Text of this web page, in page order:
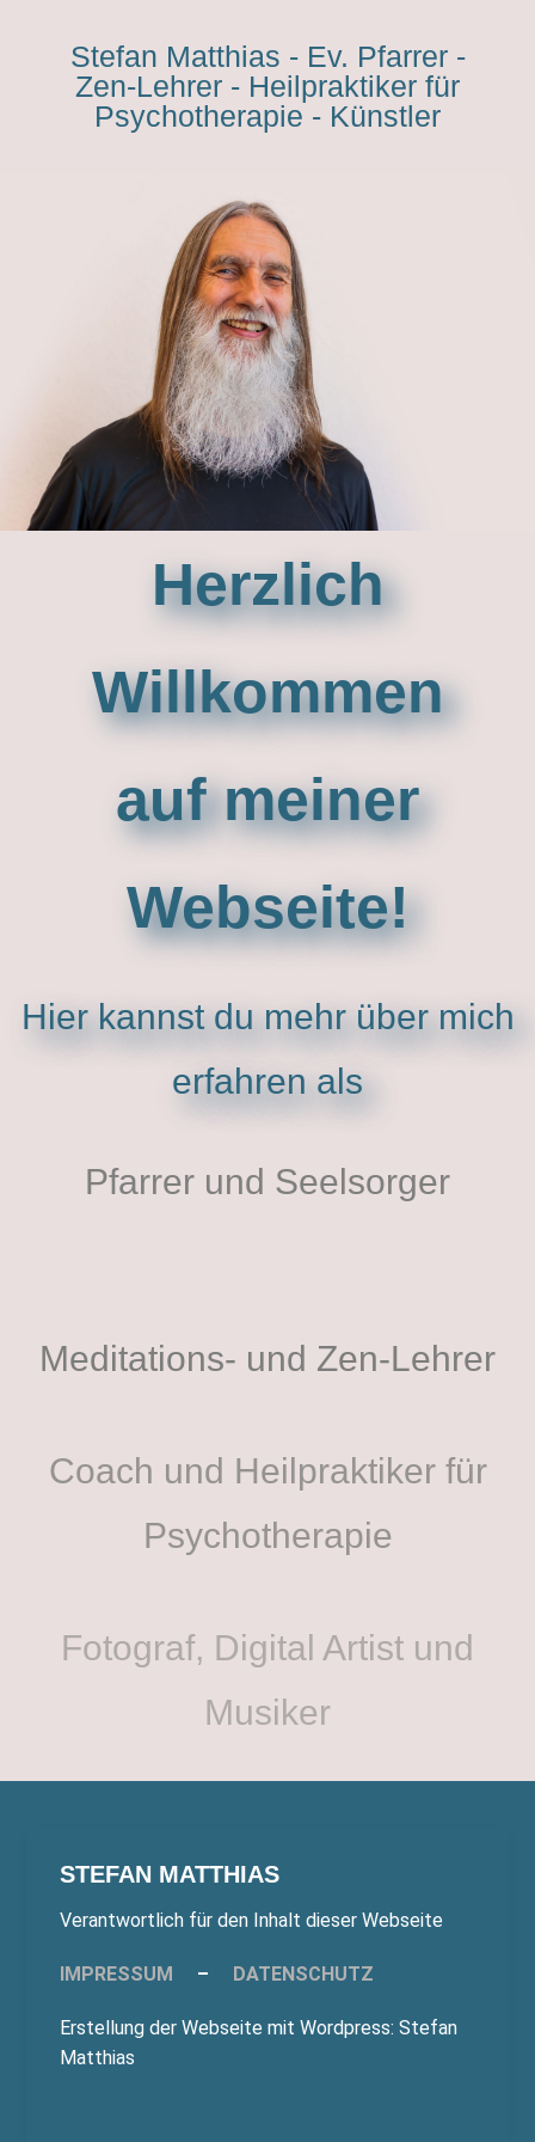
Stefan Matthias - Ev. Pfarrer -
Zen-Lehrer - Heilpraktiker für
Psychotherapie - Künstler
Herzlich
Willkommen
auf meiner
Webseite!
Hier kannst du mehr über mich
erfahren als
Pfarrer und Seelsorger
Meditations- und Zen-Lehrer
Coach und Heilpraktiker für
Psychotherapie
Fotograf, Digital Artist und
Musiker
STEFAN MATTHIAS
Verantwortlich für den Inhalt dieser Webseite
IMPRESSUM – DATENSCHUTZ
Erstellung der Webseite mit Wordpress: Stefan
Matthias